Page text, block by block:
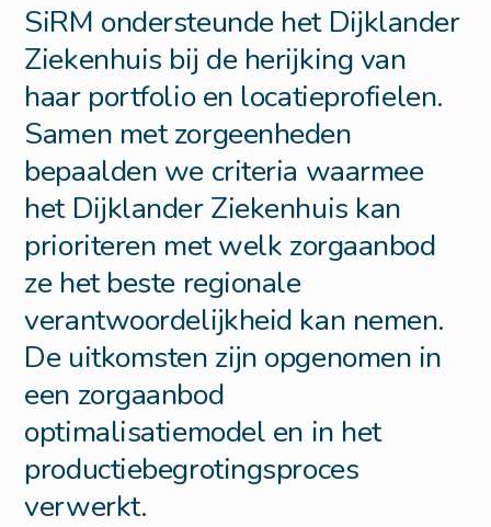
SiRM ondersteunde het Dijklander
Ziekenhuis bij de herijking van
haar portfolio en locatieprofielen.
Samen met zorgeenheden
bepaalden we criteria waarmee
het Dijklander Ziekenhuis kan
prioriteren met welk zorgaanbod
ze het beste regionale
verantwoordelijkheid kan nemen.
De uitkomsten zijn opgenomen in
een zorgaanbod
optimalisatiemodel en in het
productiebegrotingsproces
verwerkt.